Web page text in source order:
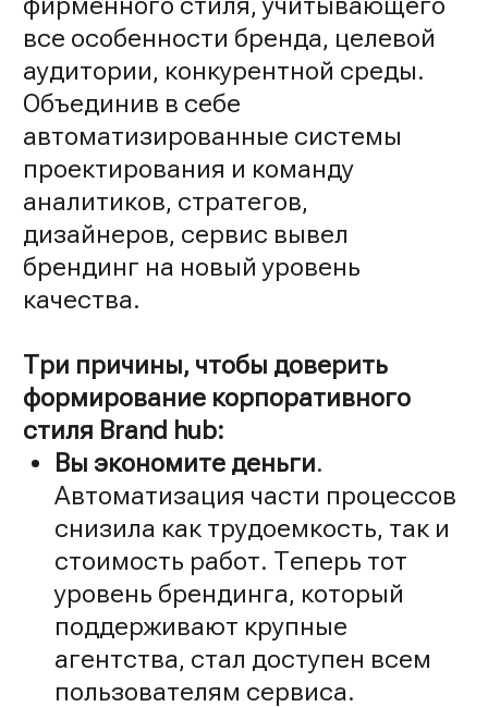
все особенности бренда, целевой
аудитории, конкурентной среды.
Объединив в себе
автоматизированные системы
проектирования и команду
аналитиков, стратегов,
дизайнеров, сервис вывел
брендинг на новый уровень
качества.
Три причины, чтобы доверить
формирование корпоративного
стиля Brand hub:
Вы экономите деньги.
Автоматизация части процессов
снизила как трудоемкость, так и
стоимость работ. Теперь тот
уровень брендинга, который
поддерживают крупные
агентства, стал доступен всем
пользователям сервиса.